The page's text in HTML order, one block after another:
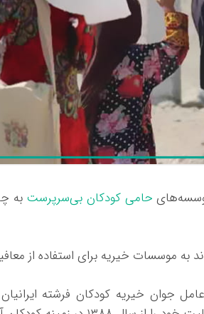
حامی کودکان بی‌سرپرست به
به موسسات خیریه برای استفاده از
جوان خیریه کودکان فرشته